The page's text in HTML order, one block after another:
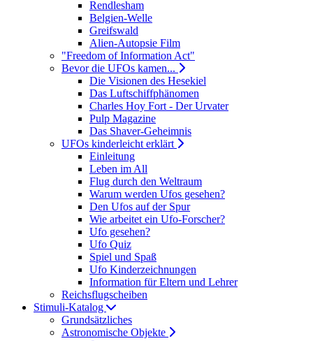
Rendlesham
Belgien-Welle
Greifswald
Alien-Autopsie Film
"Freedom of Information Act"
Bevor die UFOs kamen...
Die Visionen des Hesekiel
Das Luftschiffphänomen
Charles Hoy Fort - Der Urvater
Pulp Magazine
Das Shaver-Geheimnis
UFOs kinderleicht erklärt
Einleitung
Leben im All
Flug durch den Weltraum
Warum werden Ufos gesehen?
Den Ufos auf der Spur
Wie arbeitet ein Ufo-Forscher?
Ufo gesehen?
Ufo Quiz
Spiel und Spaß
Ufo Kinderzeichnungen
Information für Eltern und Lehrer
Reichsflugscheiben
Stimuli-Katalog
Grundsätzliches
Astronomische Objekte